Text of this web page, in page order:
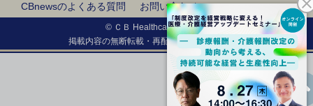
CBnewsのよくある質問
お問い合わせ
© ＣＢ Healthcare Co., Ltd.
掲載内容の無断転載・再配布は固く禁じます。